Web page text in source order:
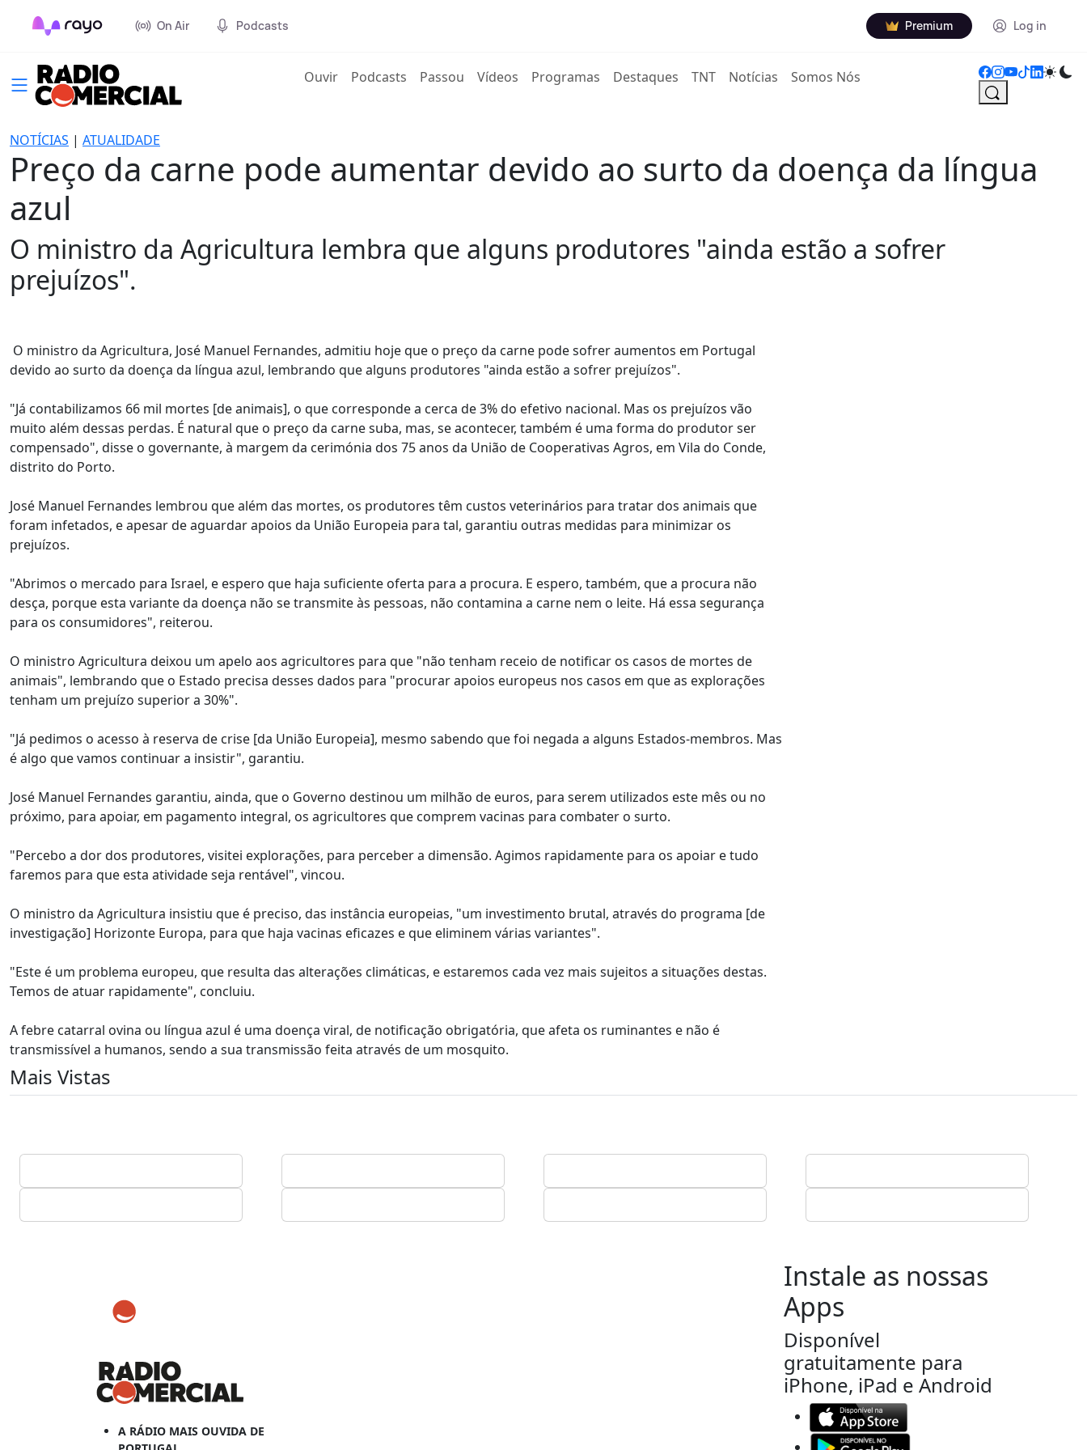
On Air Podcasts Premium Log in
Ouvir(current)
Podcasts Passou Vídeos Programas Destaques TNT Notícias Somos Nós
NOTÍCIAS | ATUALIDADE
Preço da carne pode aumentar devido ao surto da doença da língua
azul
O ministro da Agricultura lembra que alguns produtores "ainda estão a sofrer
prejuízos".
O ministro da Agricultura, José Manuel Fernandes, admitiu hoje que o preço da carne pode sofrer aumentos em Portugal
devido ao surto da doença da língua azul, lembrando que alguns produtores "ainda estão a sofrer prejuízos".
"Já contabilizamos 66 mil mortes [de animais], o que corresponde a cerca de 3% do efetivo nacional. Mas os prejuízos vão
muito além dessas perdas. É natural que o preço da carne suba, mas, se acontecer, também é uma forma do produtor ser
compensado", disse o governante, à margem da cerimónia dos 75 anos da União de Cooperativas Agros, em Vila do Conde,
distrito do Porto.
José Manuel Fernandes lembrou que além das mortes, os produtores têm custos veterinários para tratar dos animais que
foram infetados, e apesar de aguardar apoios da União Europeia para tal, garantiu outras medidas para minimizar os
prejuízos.
"Abrimos o mercado para Israel, e espero que haja suficiente oferta para a procura. E espero, também, que a procura não
desça, porque esta variante da doença não se transmite às pessoas, não contamina a carne nem o leite. Há essa segurança
para os consumidores", reiterou.
O ministro Agricultura deixou um apelo aos agricultores para que "não tenham receio de notificar os casos de mortes de
animais", lembrando que o Estado precisa desses dados para "procurar apoios europeus nos casos em que as explorações
tenham um prejuízo superior a 30%".
"Já pedimos o acesso à reserva de crise [da União Europeia], mesmo sabendo que foi negada a alguns Estados-membros. Mas
é algo que vamos continuar a insistir", garantiu.
José Manuel Fernandes garantiu, ainda, que o Governo destinou um milhão de euros, para serem utilizados este mês ou no
próximo, para apoiar, em pagamento integral, os agricultores que comprem vacinas para combater o surto.
"Percebo a dor dos produtores, visitei explorações, para perceber a dimensão. Agimos rapidamente para os apoiar e tudo
faremos para que esta atividade seja rentável", vincou.
O ministro da Agricultura insistiu que é preciso, das instância europeias, "um investimento brutal, através do programa [de
investigação] Horizonte Europa, para que haja vacinas eficazes e que eliminem várias variantes".
"Este é um problema europeu, que resulta das alterações climáticas, e estaremos cada vez mais sujeitos a situações destas.
Temos de atuar rapidamente", concluiu.
A febre catarral ovina ou língua azul é uma doença viral, de notificação obrigatória, que afeta os ruminantes e não é
transmissível a humanos, sendo a sua transmissão feita através de um mosquito.
Mais Vistas
A RÁDIO MAIS OUVIDA DE
Instale as nossas
Apps
Disponível
gratuitamente para
iPhone, iPad e Android